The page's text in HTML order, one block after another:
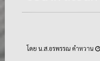
โดย น.ส.อรพรรณ คำหวาน